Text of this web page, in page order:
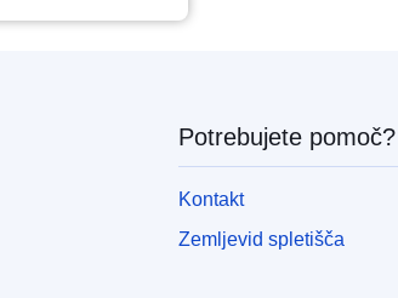
Potrebujete pomoč?
Kontakt
Zemljevid spletišča